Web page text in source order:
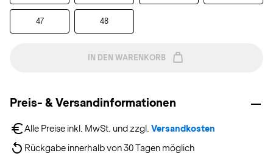
47 48
IN DEN WARENKORB
Preis- & Versandinformationen
Alle Preise inkl. MwSt. und zzgl. Versandkosten
Rückgabe innerhalb von 30 Tagen möglich